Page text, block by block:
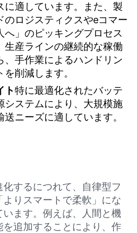
に適しています。また、製
のロジスティクスやeコマー
へ」のピッキングプロセス
生産ラインの継続的な稼働
、手作業によるハンドリン
削減します。
ト特に最適化されたバッテ
システムにより、大規模施
ニーズに適しています。
するにつれて、自律型フ
よりスマートで柔軟」にな
います。例えば、人間と機
追加することにより、作